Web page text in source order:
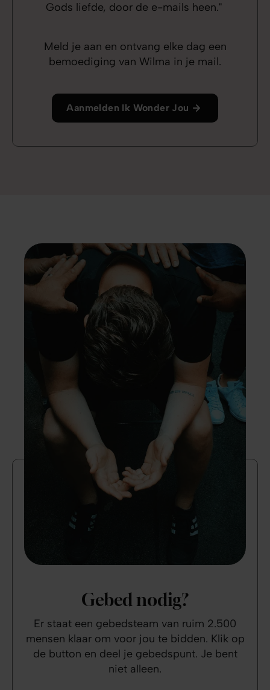
Gods liefde, door de e-mails heen."
Meld je aan en ontvang elke dag een
bemoediging van Wilma in je mail.
Aanmelden Ik Wonder Jou
Gebed nodig?
Er staat een gebedsteam van ruim 2.500
mensen klaar om voor jou te bidden. Klik op
de button en deel je gebedspunt. Je bent
niet alleen.